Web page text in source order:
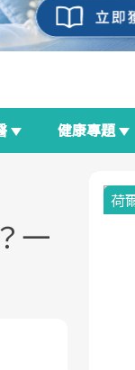
健康專題
一
荷